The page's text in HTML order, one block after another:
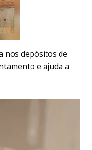
nos depósitos de
e ajuda a